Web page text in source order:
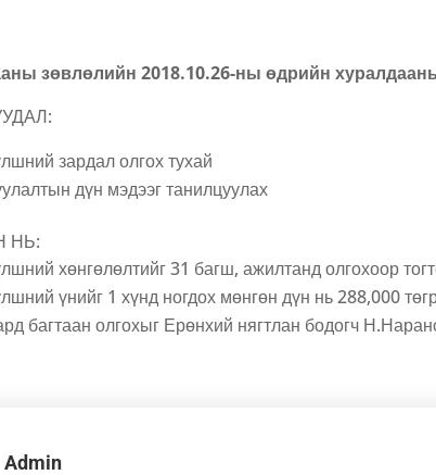
зөвлөлийн 2018.10.26-ны өдрийн
зардал олгох тухай
дүн мэдээг танилцуулах
НЬ:
хөнгөлөлтийг 31 багш, ажилтанд олгохоор
үнийг 1 хүнд ногдох мөнгөн дүн нь 288,000
багтаан олгохыг Ерөнхий нягтлан бодогч
Admin